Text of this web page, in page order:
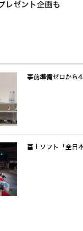
レゼント企画も
事前準備ゼロから
富士ソフト「全日